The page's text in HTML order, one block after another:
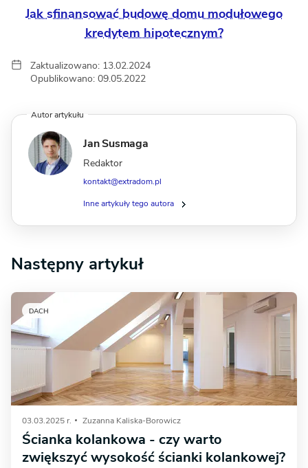
Jak sfinansować budowę domu modułowego
kredytem hipotecznym?
Zaktualizowano: 13.02.2024
Opublikowano: 09.05.2022
Autor artykułu
Jan Susmaga
Redaktor
kontakt@extradom.pl
Inne artykuły tego autora
Następny artykuł
DACH
03.03.2025 r. Zuzanna Kaliska-Borowicz
Ścianka kolankowa - czy warto
zwiększyć wysokość ścianki kolankowej?